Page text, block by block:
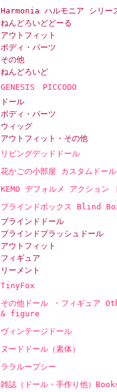
Harmonia ハルモニア シリー
ねんどろいどどーる
アウトフィット
ボディ・パーツ
その他
ねんどろいど
GENESIS PICCODO
ドール
ボディ・パーツ
ウィッグ
アウトフィット・その他
リビングデッドドール
花かごの小部屋 カスタムドール
KEMO デフォルメ アクション
ブラインドボックス Blind
ブラインドドール
ブラインドプラッシュドール
アウトフィット
フィギュア
リーメント
TinyFox
その他ドール ・フィギュア
& figure
ヴィンテージドール
ヌードドール（素体）
ララループシー
雑誌（ドール・手作り他）